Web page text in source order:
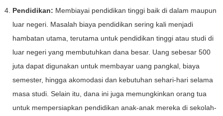
Pendidikan: Membiayai pendidikan tinggi baik di dalam maupun
luar negeri. Masalah biaya pendidikan sering kali menjadi
hambatan utama, terutama untuk pendidikan tinggi atau studi di
luar negeri yang membutuhkan dana besar. Uang sebesar 500
juta dapat digunakan untuk membayar uang pangkal, biaya
semester, hingga akomodasi dan kebutuhan sehari-hari selama
masa studi. Selain itu, dana ini juga memungkinkan orang tua
untuk mempersiapkan pendidikan anak-anak mereka di sekolah-